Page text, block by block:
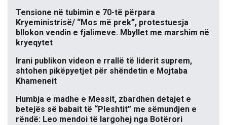
Tensione në tubimin e 70-të përpara
Kryeministrisë/ “Mos më prek”, protestuesja
bllokon vendin e fjalimeve. Mbyllet me marshim në
kryeqytet
Irani publikon videon e rrallë të liderit suprem,
shtohen pikëpyetjet për shëndetin e Mojtaba
Khameneit
Humbja e madhe e Messit, zbardhen detajet e
betejës së babait të “Pleshtit” me sëmundjen e
rëndë: Leo mendoi të largohej nga Botërori